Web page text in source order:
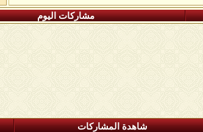
مشاركات اليوم
شاهدة المشاركات